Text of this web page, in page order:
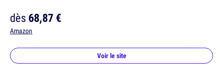
dès68,87 €
Amazon
Voir le site